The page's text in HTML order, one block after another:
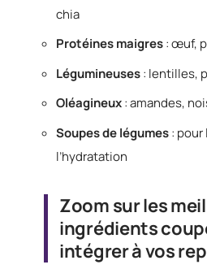
chia
Protéines maigres: œuf,
Légumineuses: lentilles,
Oléagineux: amandes,
Soupes de légumes:
l’hydratation
Zoom sur les
ingrédients
intégrer à vos